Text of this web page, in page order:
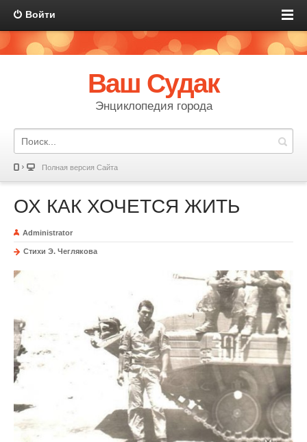
Войти
Ваш Судак
Энциклопедия города
Полная версия Сайта
ОХ КАК ХОЧЕТСЯ ЖИТЬ
Administrator
Стихи Э. Чеглякова